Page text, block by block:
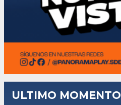
ULTIMO MOMENTO